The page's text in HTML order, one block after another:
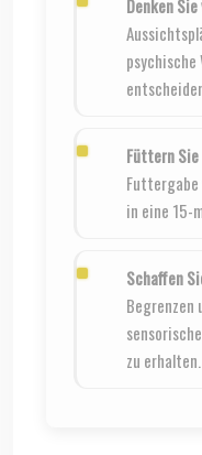
Denken
psychische
Füttern
in eine 15-
Schaffen
Begrenzen
zu erhalten.